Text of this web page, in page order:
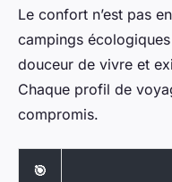
Le confort n’est pas
campings
douceur de vivre et
Chaque profil de
compromis.
🎯